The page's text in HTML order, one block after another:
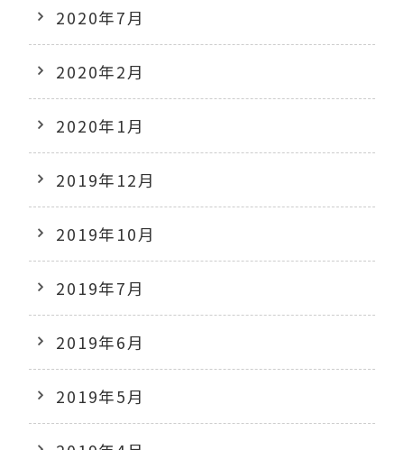
2020年7月
2020年2月
2020年1月
2019年12月
2019年10月
2019年7月
2019年6月
2019年5月